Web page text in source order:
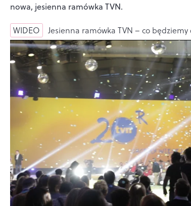
nowa, jesienna ramówka TVN.
WIDEO Jesienna ramówka TVN – co